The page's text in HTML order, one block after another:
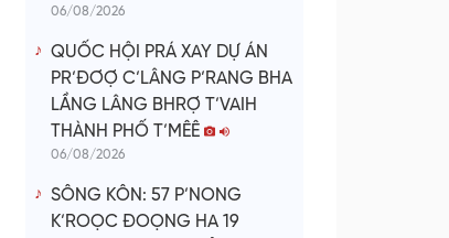
06/08/2026
QUỐC HỘI PRÁ XAY DỰ ÁN
PR’ĐƠỢ C’LÂNG P’RANG BHA
LẦNG LÂNG BHRỢ T’VAIH
THÀNH PHỐ T’MÊÊ
06/08/2026
SÔNG KÔN: 57 P’NONG
K’ROỌC ĐOỌNG HA 19